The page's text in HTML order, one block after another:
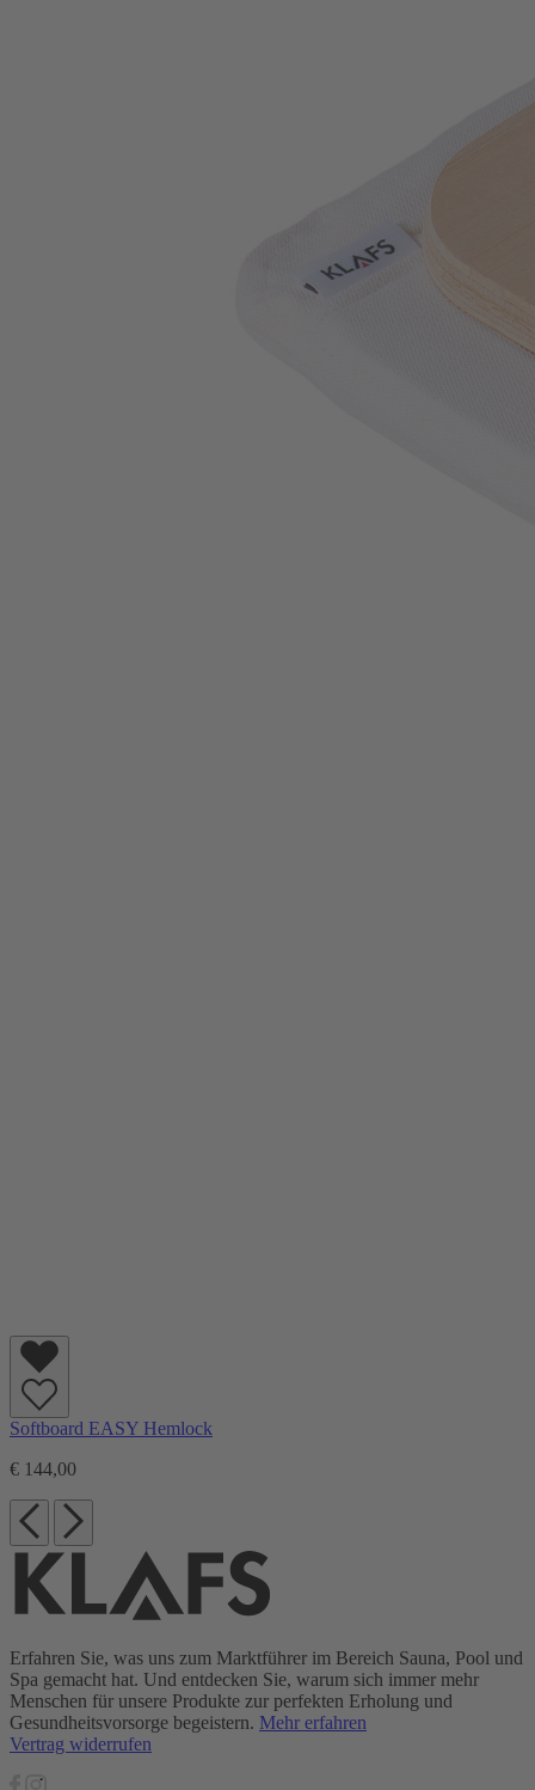
Softboard EASY Hemlock
€ 144,00
Erfahren Sie, was uns zum Marktführer im Bereich Sauna, Pool und
Spa gemacht hat. Und entdecken Sie, warum sich immer mehr
Menschen für unsere Produkte zur perfekten Erholung und
Gesundheitsvorsorge begeistern. Mehr erfahren
Vertrag widerrufen